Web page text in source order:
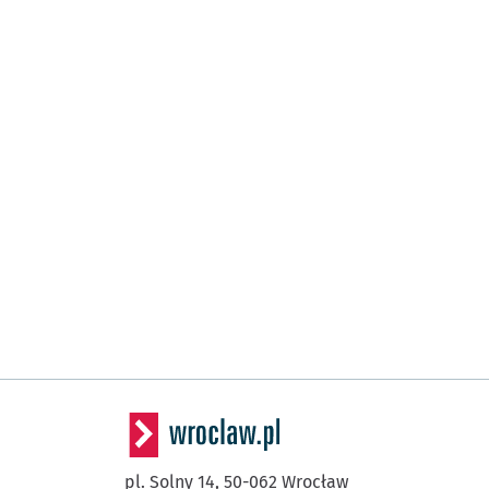
pl. Solny 14, 50-062 Wrocław